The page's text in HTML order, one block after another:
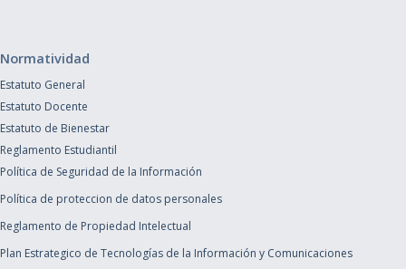
Normatividad
Estatuto General
Estatuto Docente
Estatuto de Bienestar
Reglamento Estudiantil
Política de Seguridad de la Información
Política de proteccion de datos personales
Reglamento de Propiedad Intelectual
Plan Estrategico de Tecnologías de la Información y Comunicaciones